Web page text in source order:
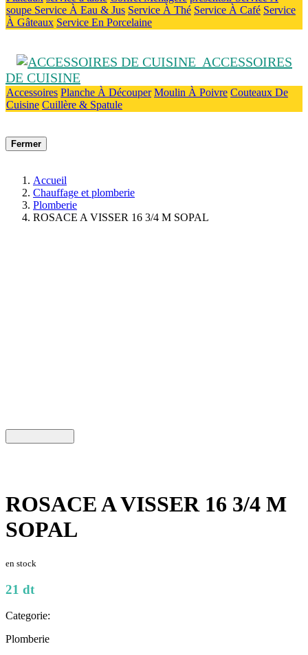
soupe Service À Eau & Jus Service À Thé Service À Café Service
À Gâteaux Service En Porcelaine
ACCESSOIRES
DE CUISINE
Accessoires Planche À Découper Moulin À Poivre Couteaux De
Cuisine Cuillère & Spatule
Fermer
Accueil
Chauffage et plomberie
Plomberie
ROSACE A VISSER 16 3/4 M SOPAL
ROSACE A VISSER 16 3/4 M
SOPAL
en stock
21 dt
Categorie:
Plomberie